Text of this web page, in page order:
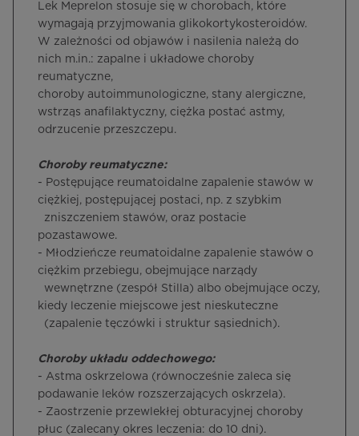
Lek Meprelon stosuje się w chorobach, które
wymagają przyjmowania glikokortykosteroidów.
W zależności od objawów i nasilenia należą do
nich m.in.: zapalne i układowe choroby
reumatyczne,
choroby autoimmunologiczne, stany alergiczne,
wstrząs anafilaktyczny, ciężka postać astmy,
odrzucenie przeszczepu.
Choroby reumatyczne:
- Postępujące reumatoidalne zapalenie stawów w
ciężkiej, postępującej postaci, np. z szybkim
zniszczeniem stawów, oraz postacie
pozastawowe.
- Młodzieńcze reumatoidalne zapalenie stawów o
ciężkim przebiegu, obejmujące narządy
wewnętrzne (zespół Stilla) albo obejmujące oczy,
kiedy leczenie miejscowe jest nieskuteczne
(zapalenie tęczówki i struktur sąsiednich).
Choroby układu oddechowego:
- Astma oskrzelowa (równocześnie zaleca się
podawanie leków rozszerzających oskrzela).
- Zaostrzenie przewlekłej obturacyjnej choroby
płuc (zalecany okres leczenia: do 10 dni).